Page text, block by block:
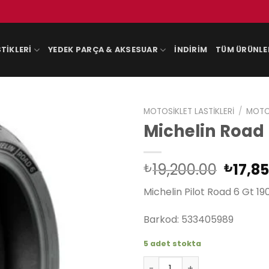
YEDEK PARÇA & AKSESUAR İNDIRIM TÜM
MOTOSIKLET LASTIKLERI /
Michelin Road
₺19,200.00
fiyat:
₺
Michelin Pilot Road 6 Gt
Barkod: 533405989
5 adet stokta
Michelin Road 6 Gt 190/55